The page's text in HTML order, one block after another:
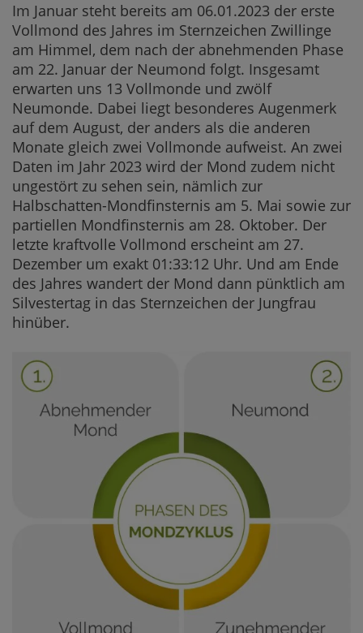
Im Januar steht bereits am 06.01.2023 der erste
Vollmond des Jahres im Sternzeichen Zwillinge
am Himmel, dem nach der abnehmenden Phase
am 22. Januar der Neumond folgt. Insgesamt
erwarten uns 13 Vollmonde und zwölf
Neumonde. Dabei liegt besonderes Augenmerk
auf dem August, der anders als die anderen
Monate gleich zwei Vollmonde aufweist. An zwei
Daten im Jahr 2023 wird der Mond zudem nicht
ungestört zu sehen sein, nämlich zur
Halbschatten-Mondfinsternis am 5. Mai sowie zur
partiellen Mondfinsternis am 28. Oktober. Der
letzte kraftvolle Vollmond erscheint am 27.
Dezember um exakt 01:33:12 Uhr. Und am Ende
des Jahres wandert der Mond dann pünktlich am
Silvestertag in das Sternzeichen der Jungfrau
hinüber.